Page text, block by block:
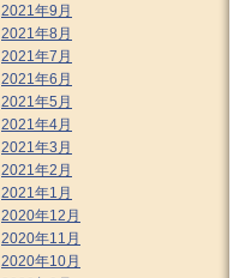
2021年9月
2021年8月
2021年7月
2021年6月
2021年5月
2021年4月
2021年3月
2021年2月
2021年1月
2020年12月
2020年11月
2020年10月